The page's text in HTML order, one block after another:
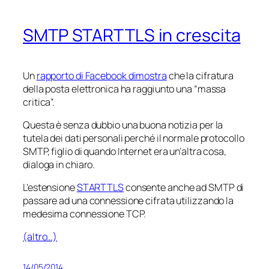
SMTP STARTTLS in crescita
Unrapporto di Facebook dimostrache la cifratura
della posta elettronica ha raggiunto una “massa
critica”.
Questa è senza dubbio una buona notizia per la
tutela dei dati personali perché il normale protocollo
SMTP, figlio di quando Internet era un’altra cosa,
dialoga in chiaro.
L’estensioneSTARTTLSconsente anche ad SMTP di
passare ad una connessione cifrata utilizzando la
medesima connessione TCP.
(altro…)